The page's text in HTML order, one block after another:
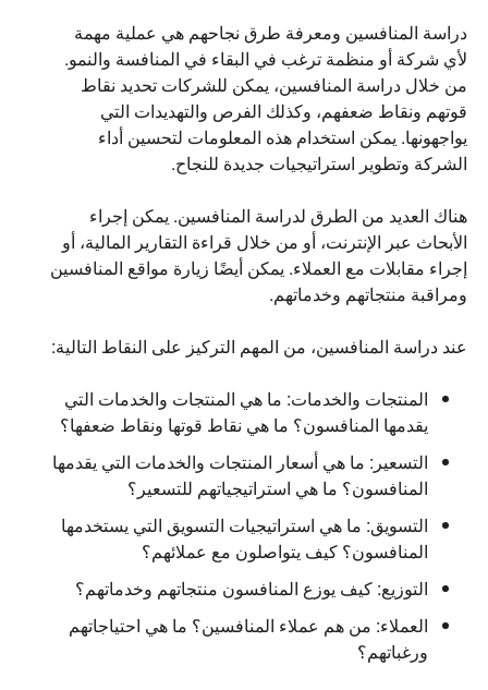
دراسة المنافسين ومعرفة طرق نجاحهم هي عملية مهمة
لأي شركة أو منظمة ترغب في البقاء في المنافسة والنمو.
من خلال دراسة المنافسين، يمكن للشركات تحديد نقاط
قوتهم ونقاط ضعفهم، وكذلك الفرص والتهديدات التي
يواجهونها. يمكن استخدام هذه المعلومات لتحسين أداء
الشركة وتطوير استراتيجيات جديدة للنجاح.
هناك العديد من الطرق لدراسة المنافسين. يمكن إجراء
الأبحاث عبر الإنترنت، أو من خلال قراءة التقارير المالية، أو
إجراء مقابلات مع العملاء. يمكن أيضًا زيارة مواقع المنافسين
ومراقبة منتجاتهم وخدماتهم.
عند دراسة المنافسين، من المهم التركيز على النقاط التالية:
المنتجات والخدمات: ما هي المنتجات والخدمات التي
يقدمها المنافسون؟ ما هي نقاط قوتها ونقاط ضعفها؟
التسعير: ما هي أسعار المنتجات والخدمات التي يقدمها
المنافسون؟ ما هي استراتيجياتهم للتسعير؟
التسويق: ما هي استراتيجيات التسويق التي يستخدمها
المنافسون؟ كيف يتواصلون مع عملائهم؟
التوزيع: كيف يوزع المنافسون منتجاتهم وخدماتهم؟
العملاء: من هم عملاء المنافسين؟ ما هي احتياجاتهم
ورغباتهم؟